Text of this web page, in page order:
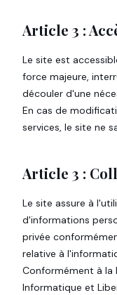
Article 3 :
Le site est
force majeure,
découler d'une
En cas de
services, le site ne
Article 3 :
Le site assure à
d'informations
privée
relative à
Conformément à la
Informatique et